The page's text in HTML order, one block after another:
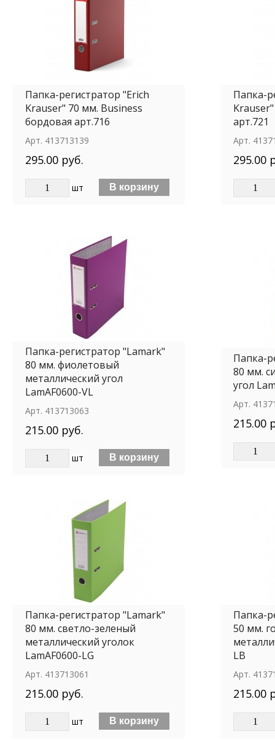
Папка-регистратор "Erich
Krauser" 70 мм. Business
бордовая арт.716
Арт. 413713139
295.00 руб.
шт
Папка-
арт.721
Арт.
295.00
Папка-регистратор "Lamark"
80 мм. фиолетовый
металлический угол
LamAF0600-VL
Арт. 413713063
215.00 руб.
шт
Папка-
80 мм.
угол
Арт.
215.00
Папка-регистратор "Lamark"
80 мм. светло-зеленый
металлический уголок
LamAF0600-LG
Арт. 413713061
215.00 руб.
шт
Папка-
50 мм.
LВ
Арт.
215.00